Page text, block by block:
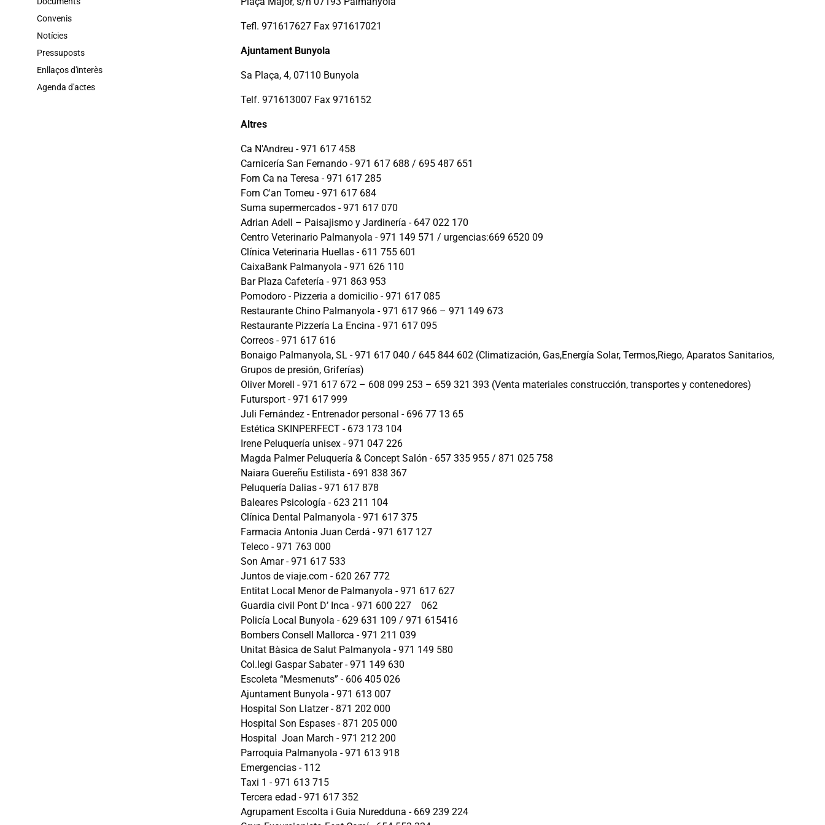
Convenis
Notícies
Pressuposts
Enllaços d'interès
Agenda d'actes
Tefl. 971617627 Fax 971617021
Ajuntament Bunyola
Sa Plaça, 4, 07110 Bunyola
Telf. 971613007 Fax 9716152
Altres
Ca N'Andreu - 971 617 458
Carnicería San Fernando - 971 617 688 / 695 487 651
Forn Ca na Teresa - 971 617 285
Forn C'an Tomeu - 971 617 684
Suma supermercados - 971 617 070
Adrian Adell – Paisajismo y Jardinería - 647 022 170
Centro Veterinario Palmanyola - 971 149 571 / urgencias:669 6520 09
Clínica Veterinaria Huellas - 611 755 601
CaixaBank Palmanyola - 971 626 110
Bar Plaza Cafetería - 971 863 953
Pomodoro - Pizzeria a domicilio - 971 617 085
Restaurante Chino Palmanyola - 971 617 966 – 971 149 673
Restaurante Pizzería La Encina - 971 617 095
Correos - 971 617 616
Bonaigo Palmanyola, SL - 971 617 040 / 645 844 602 (Climatización, Gas,Energía Solar, Termos,Riego, Aparatos Sanitarios,
Grupos de presión, Griferías)
Oliver Morell - 971 617 672 – 608 099 253 – 659 321 393 (Venta materiales construcción, transportes y contenedores)
Futursport - 971 617 999
Juli Fernández - Entrenador personal - 696 77 13 65
Estética SKINPERFECT - 673 173 104
Irene Peluquería unisex - 971 047 226
Magda Palmer Peluquería & Concept Salón - 657 335 955 / 871 025 758
Naiara Guereñu Estilista - 691 838 367
Peluquería Dalias - 971 617 878
Baleares Psicología - 623 211 104
Clínica Dental Palmanyola - 971 617 375
Farmacia Antonia Juan Cerdá - 971 617 127
Teleco - 971 763 000
Son Amar - 971 617 533
Juntos de viaje.com - 620 267 772
Entitat Local Menor de Palmanyola - 971 617 627
Guardia civil Pont D’ Inca - 971 600 227 062
Policía Local Bunyola - 629 631 109 / 971 615416
Bombers Consell Mallorca - 971 211 039
Unitat Bàsica de Salut Palmanyola - 971 149 580
Col.legi Gaspar Sabater - 971 149 630
Escoleta “Mesmenuts” - 606 405 026
Ajuntament Bunyola - 971 613 007
Hospital Son Llatzer - 871 202 000
Hospital Son Espases - 871 205 000
Hospital Joan March - 971 212 200
Parroquia Palmanyola - 971 613 918
Emergencias - 112
Taxi 1 - 971 613 715
Tercera edad - 971 617 352
Agrupament Escolta i Guia Nuredduna - 669 239 224